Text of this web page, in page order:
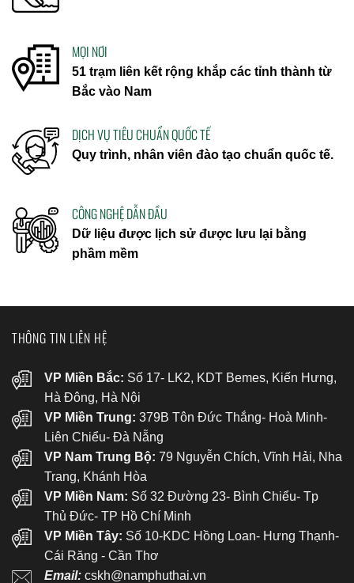
MỌI NƠI
51 trạm liên kết rộng khắp các tỉnh thành từ
Bắc vào Nam
DỊCH VỤ TIÊU CHUẨN QUỐC TẾ
Quy trình, nhân viên đào tạo chuẩn quốc tế.
CÔNG NGHỆ DẪN ĐẦU
Dữ liệu được lịch sử được lưu lại bằng
phầm mềm
THÔNG TIN LIÊN HỆ
VP Miền Bắc: Số 17- LK2, KDT Bemes, Kiến Hưng,
Hà Đông, Hà Nội
VP Miền Trung: 379B Tôn Đức Thắng- Hoà Minh-
Liên Chiểu- Đà Nẵng
VP Nam Trung Bộ: 79 Nguyễn Chích, Vĩnh Hải, Nha
Trang, Khánh Hòa
VP Miền Nam: Số 32 Đường 23- Bình Chiểu- Tp
Thủ Đức- TP Hồ Chí Minh
VP Miền Tây: Số 10-KDC Hồng Loan- Hưng Thạnh-
Cái Răng - Cần Thơ
Email: cskh@namphuthai.vn